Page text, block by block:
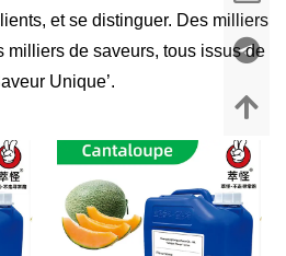
et se distinguer. Des milliers
milliers de saveurs, tous issus de
Unique’.